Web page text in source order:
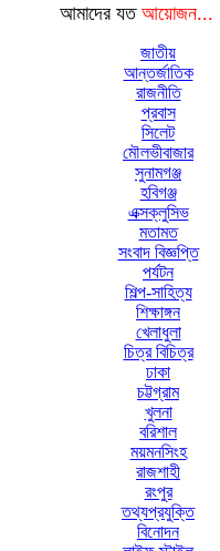
আমাদের যত আয়োজন...
জাতীয়
আন্তর্জাতিক
রাজনীতি
প্রবাস
সিলেট
মৌলভীবাজার
সুনামগঞ্জ
হবিগঞ্জ
এক্সক্লুসিভ
মতামত
সংবাদ বিজ্ঞপ্তি
পর্যটন
শিল্প-সাহিত্য
শিক্ষাঙ্গন
খেলাধুলা
চিত্র বিচিত্র
ঢাকা
চট্টগ্রাম
খুলনা
বরিশাল
ময়মনসিংহ
রাজশাহী
রংপুর
তথ্যপ্রযুক্তি
বিনোদন